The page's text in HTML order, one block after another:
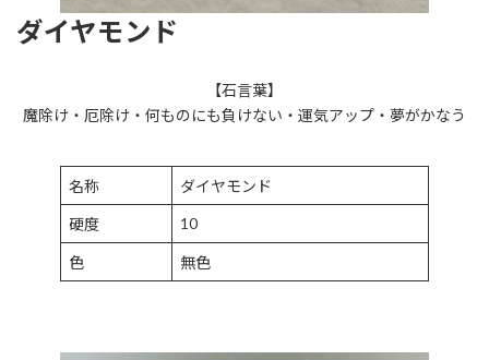
ダイヤモンド
【石言葉】
魔除け・厄除け・何ものにも負けない・運気アップ・夢がかなう
名称 ダイヤモンド
硬度 10
色 無色